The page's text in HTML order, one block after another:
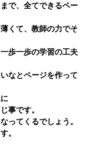
で、全てできるペー
くて、教師の力でそ
歩一歩の学習の工夫
なとページを作って
事です。
ってくるでしょう。
。